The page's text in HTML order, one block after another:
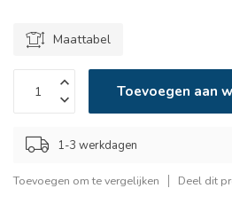
Maattabel
Toevoegen aan
1-3 werkdagen
Toevoegen om te vergelijken Deel dit